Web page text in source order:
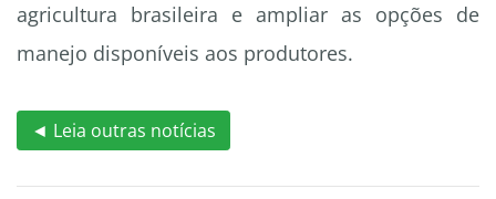
agricultura brasileira e ampliar as opções de
manejo disponíveis aos produtores.
◄ Leia outras notícias